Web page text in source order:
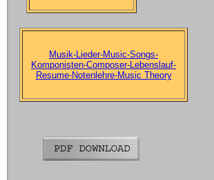
Musik-Lieder-Music-Songs-
Komponisten-Composer-Lebenslauf-
Resume-Notenlehre-Music Theory